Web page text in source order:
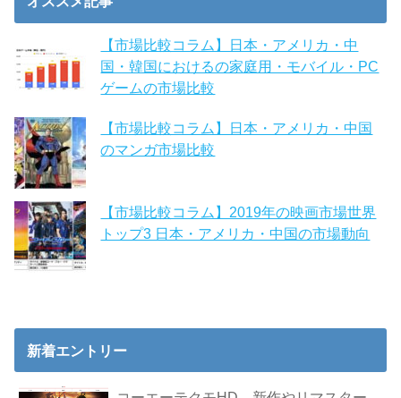
【市場比較コラム】日本・アメリカ・中
国・韓国におけるの家庭用・モバイル・PC
ゲームの市場比較
【市場比較コラム】日本・アメリカ・中国
のマンガ市場比較
【市場比較コラム】2019年の映画市場世界
トップ3 日本・アメリカ・中国の市場動向
新着エントリー